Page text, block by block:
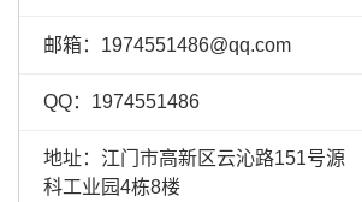
邮箱：1974551486@qq.com
QQ：1974551486
地址：江门市高新区云沁路151号源
科工业园4栋8楼